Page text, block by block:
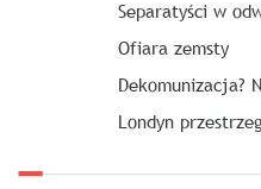
Separatyści w
Ofiara zemsty
Dekomunizacja?
Londyn